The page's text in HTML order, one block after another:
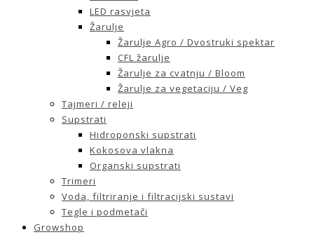
LED rasvjeta
Žarulje
Žarulje Agro / Dvostruki spektar
CFL žarulje
Žarulje za cvatnju / Bloom
Žarulje za vegetaciju / Veg
Tajmeri / releji
Supstrati
Hidroponski supstrati
Kokosova vlakna
Organski supstrati
Trimeri
Voda, filtriranje i filtracijski sustavi
Tegle i podmetači
Growshop